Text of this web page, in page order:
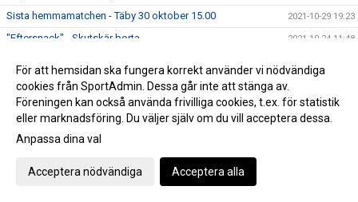
Sista hemmamatchen - Täby 30 oktober 15.00 2021-10-29 19:23
"Eftersnack" - Skutskär borta 2021-10-24 11:48
Inför Skutskärs IF FK - bortamatch
Seger hemma mot Vaksala SK med 2-0 - nya bilder!! 2021-10-17 18:51
Hemmamatch - Vaksala SK 17 oktober
Bortamatch Avesta slut - seger med 12-0 !
För att hemsidan ska fungera korrekt använder vi nödvändiga
cookies från SportAdmin. Dessa går inte att stänga av.
Föreningen kan också använda frivilliga cookies, t.ex. för statistik
eller marknadsföring. Du väljer själv om du vill acceptera dessa.
Anpassa dina val
Acceptera nödvändiga Acceptera alla